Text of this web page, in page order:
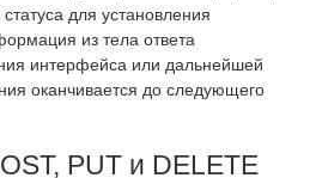
для установления
из тела ответа
интерфейса или дальнейшей
оканчивается до следующего
PUT и DELETE